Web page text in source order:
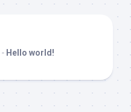
- Hello world!